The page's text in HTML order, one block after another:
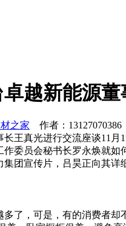
越新能源
之家 作者：
王真光进行交流座谈11
委员会秘书长罗永焕就
团宣传片，吕昊正向其详
了，可是，有的消费者